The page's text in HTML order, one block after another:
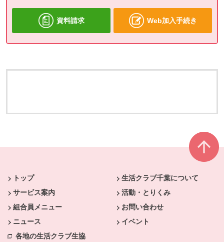
資料請求 Web加入手続き
トップ
生活クラブ千葉について
サービス案内
活動・とりくみ
組合員メニュー
お問い合わせ
ニュース
イベント
各地の生活クラブ生協